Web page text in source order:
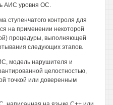
АИС уровня ОС.
ступенчатого контроля для
на применении некоторой
процедуры, выполняющей
следующих этапов.
модель нарушителя и
целостностью,
точкой или доверенным